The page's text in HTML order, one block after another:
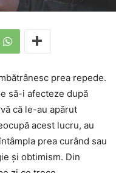
prea repede.
să-i afecteze după
că le-au apărut
acest lucru, au
prea curând sau
și obtimism. Din